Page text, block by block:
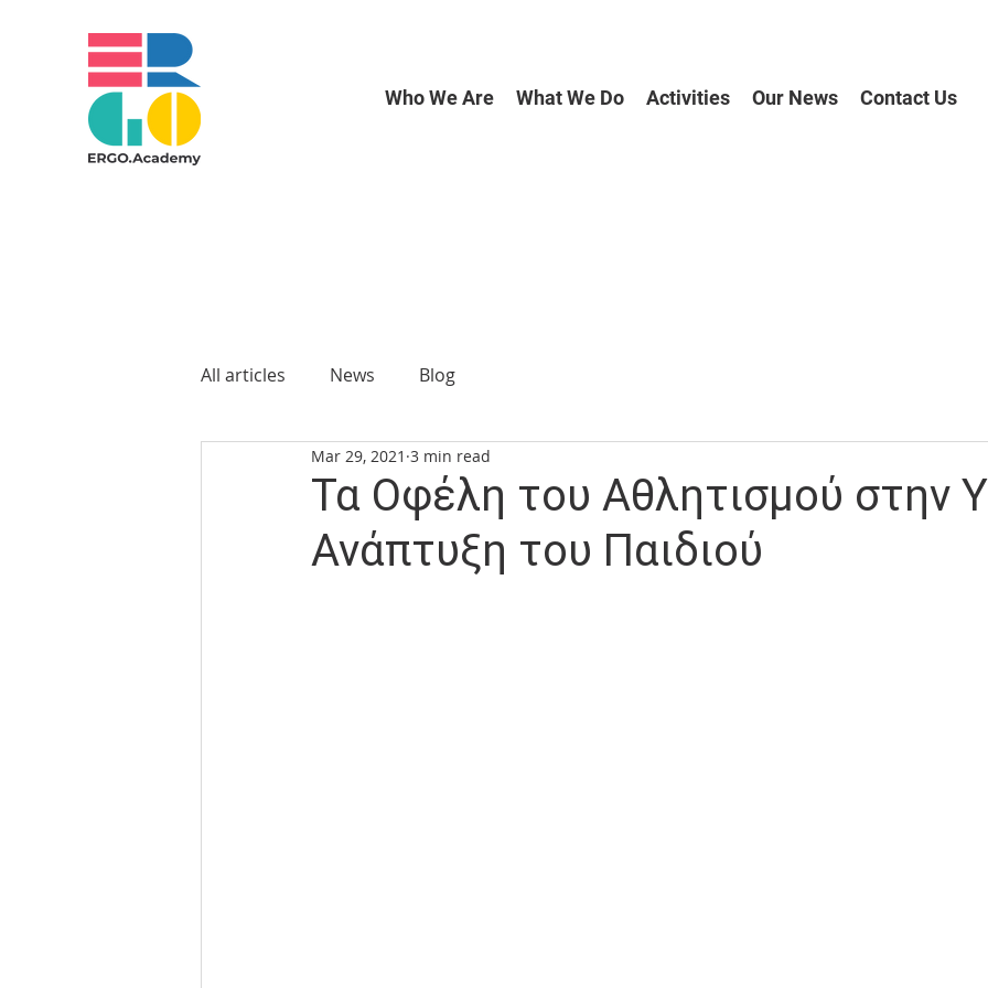
Who We Are What We Do Activities Our News Contact Us
All articles News Blog
Τα Οφέλη του Αθλητισμού στην
Ανάπτυξη του Παιδιού
Mar 29, 2021 3 min read